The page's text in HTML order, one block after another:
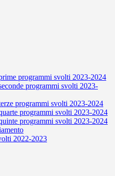
programmi svolti 2023-2024
programmi svolti 2023-
programmi svolti 2023-2024
programmi svolti 2023-2024
programmi svolti 2023-2024
2022-2023